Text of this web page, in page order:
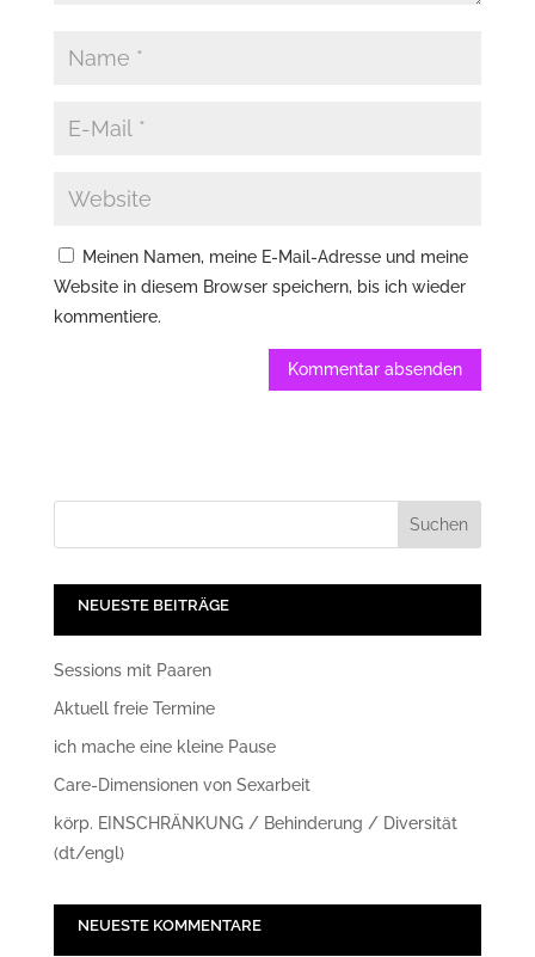
Meinen Namen, meine E-Mail-Adresse und meine
Website in diesem Browser speichern, bis ich wieder
kommentiere.
NEUESTE BEITRÄGE
Sessions mit Paaren
Aktuell freie Termine
ich mache eine kleine Pause
Care-Dimensionen von Sexarbeit
körp. EINSCHRÄNKUNG / Behinderung / Diversität
(dt/engl)
NEUESTE KOMMENTARE